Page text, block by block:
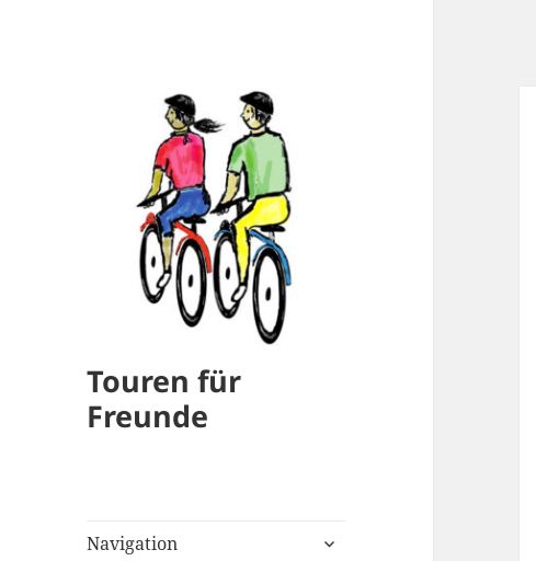
Touren für
Freunde
Navigation
untermenü